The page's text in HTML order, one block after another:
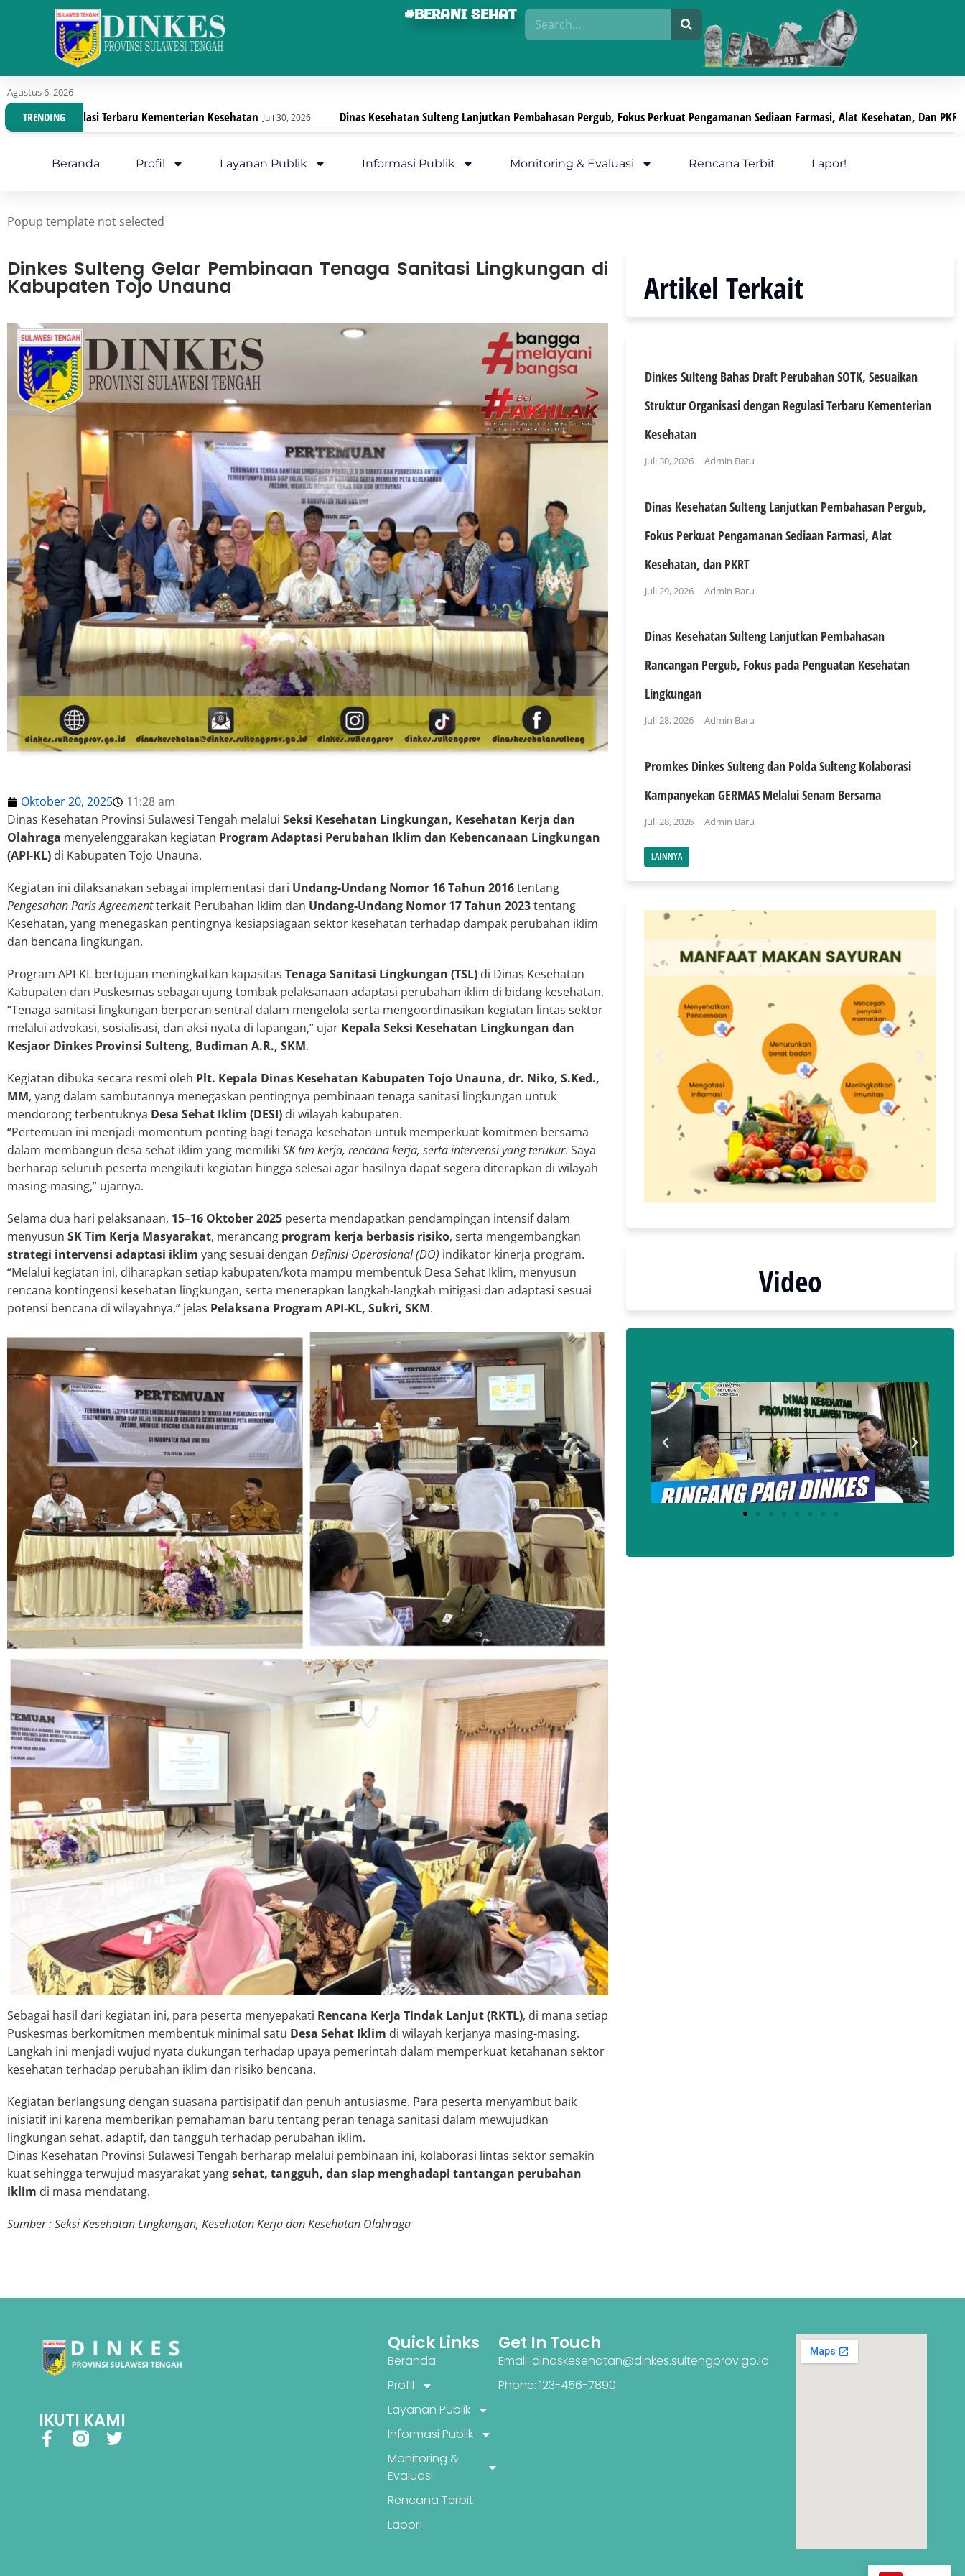
#BERANI SEHAT
Agustus 6, 2026
TRENDING
Kementerian Kesehatan Juli 30, 2026 Dinas Kesehatan Sulteng Lanjutkan Pembahasan Pergub, Fokus Perkuat Pengamanan Sediaan Farmasi, Alat Kesehatan, Dan PKRT Juli 29, 2026
Beranda Profil Layanan Publik Informasi Publik Monitoring & Evaluasi Rencana Terbit Lapor!
Popup template not selected
Dinkes Sulteng Gelar Pembinaan Tenaga Sanitasi Lingkungan di
Kabupaten Tojo Unauna
Oktober 20, 2025
11:28 am
Dinas Kesehatan Provinsi Sulawesi Tengah melalui Seksi Kesehatan Lingkungan, Kesehatan Kerja dan
Olahraga menyelenggarakan kegiatan Program Adaptasi Perubahan Iklim dan Kebencanaan Lingkungan
(API-KL) di Kabupaten Tojo Unauna.
Kegiatan ini dilaksanakan sebagai implementasi dari Undang-Undang Nomor 16 Tahun 2016tentang
Pengesahan Paris Agreementterkait Perubahan Iklim dan Undang-Undang Nomor 17 Tahun 2023tentang
Kesehatan, yang menegaskan pentingnya kesiapsiagaan sektor kesehatan terhadap dampak perubahan iklim
dan bencana lingkungan.
Program API-KL bertujuan meningkatkan kapasitas Tenaga Sanitasi Lingkungan (TSL) di Dinas Kesehatan
Kabupaten dan Puskesmas sebagai ujung tombak pelaksanaan adaptasi perubahan iklim di bidang kesehatan.
“Tenaga sanitasi lingkungan berperan sentral dalam mengelola serta mengoordinasikan kegiatan lintas sektor
melalui advokasi, sosialisasi, dan aksi nyata di lapangan,” ujar Kepala Seksi Kesehatan Lingkungan dan
Kesjaor Dinkes Provinsi Sulteng, Budiman A.R., SKM.
Kegiatan dibuka secara resmi oleh Plt. Kepala Dinas Kesehatan Kabupaten Tojo Unauna, dr. Niko, S.Ked.,
MM, yang dalam sambutannya menegaskan pentingnya pembinaan tenaga sanitasi lingkungan untuk
mendorong terbentuknya Desa Sehat Iklim (DESI) di wilayah kabupaten.
“Pertemuan ini menjadi momentum penting bagi tenaga kesehatan untuk memperkuat komitmen bersama
dalam membangun desa sehat iklim yang memiliki SK tim kerja, rencana kerja, serta intervensi yang terukur. Saya
berharap seluruh peserta mengikuti kegiatan hingga selesai agar hasilnya dapat segera diterapkan di wilayah
masing-masing,” ujarnya.
Selama dua hari pelaksanaan, 15–16 Oktober 2025 peserta mendapatkan pendampingan intensif dalam
menyusun SK Tim Kerja Masyarakat, merancang program kerja berbasis risiko, serta mengembangkan
strategi intervensi adaptasi iklim yang sesuai dengan Definisi Operasional (DO) indikator kinerja program.
“Melalui kegiatan ini, diharapkan setiap kabupaten/kota mampu membentuk Desa Sehat Iklim, menyusun
rencana kontingensi kesehatan lingkungan, serta menerapkan langkah-langkah mitigasi dan adaptasi sesuai
potensi bencana di wilayahnya,” jelas Pelaksana Program API-KL, Sukri, SKM.
Sebagai hasil dari kegiatan ini, para peserta menyepakati Rencana Kerja Tindak Lanjut (RKTL), di mana setiap
Puskesmas berkomitmen membentuk minimal satu Desa Sehat Iklim di wilayah kerjanya masing-masing.
Langkah ini menjadi wujud nyata dukungan terhadap upaya pemerintah dalam memperkuat ketahanan sektor
kesehatan terhadap perubahan iklim dan risiko bencana.
Kegiatan berlangsung dengan suasana partisipatif dan penuh antusiasme. Para peserta menyambut baik
inisiatif ini karena memberikan pemahaman baru tentang peran tenaga sanitasi dalam mewujudkan
lingkungan sehat, adaptif, dan tangguh terhadap perubahan iklim.
Dinas Kesehatan Provinsi Sulawesi Tengah berharap melalui pembinaan ini, kolaborasi lintas sektor semakin
kuat sehingga terwujud masyarakat yangsehat, tangguh, dan siap menghadapi tantangan perubahan
iklim di masa mendatang.
Sumber : Seksi Kesehatan Lingkungan, Kesehatan Kerja dan Kesehatan Olahraga
Artikel Terkait
Dinkes Sulteng Bahas Draft Perubahan SOTK, Sesuaikan
Struktur Organisasi dengan Regulasi Terbaru Kementerian
Kesehatan
Juli 30, 2026 Admin Baru
Dinas Kesehatan Sulteng Lanjutkan Pembahasan Pergub,
Fokus Perkuat Pengamanan Sediaan Farmasi, Alat
Kesehatan, dan PKRT
Juli 29, 2026 Admin Baru
Dinas Kesehatan Sulteng Lanjutkan Pembahasan
Rancangan Pergub, Fokus pada Penguatan Kesehatan
Lingkungan
Juli 28, 2026 Admin Baru
Promkes Dinkes Sulteng dan Polda Sulteng Kolaborasi
Kampanyekan GERMAS Melalui Senam Bersama
Juli 28, 2026 Admin Baru
LAINNYA
Video
IKUTI KAMI
Quick Links
Beranda
Profil
Layanan Publik
Informasi Publik
Monitoring &
Evaluasi
Rencana Terbit
Lapor!
Get In Touch
Email: dinaskesehatan@dinkes.sultengprov.go.id
Phone: 123-456-7890